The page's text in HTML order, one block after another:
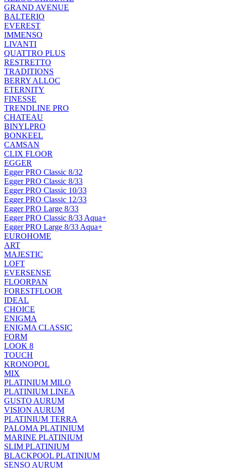
GRAND AVENUE
BALTERIO
EVEREST
IMMENSO
LIVANTI
QUATTRO PLUS
RESTRETTO
TRADITIONS
BERRY ALLOC
ETERNITY
FINESSE
TRENDLINE PRO
CHATEAU
BINYLPRO
BONKEEL
CAMSAN
CLIX FLOOR
EGGER
Egger PRO Classic 8/32
Egger PRO Classic 8/33
Egger PRO Classic 10/33
Egger PRO Classic 12/33
Egger PRO Large 8/33
Egger PRO Classic 8/33 Aqua+
Egger PRO Large 8/33 Aqua+
EUROHOME
ART
MAJESTIC
LOFT
EVERSENSE
FLOORPAN
FORESTFLOOR
IDEAL
CHOICE
ENIGMA
ENIGMA CLASSIC
FORM
LOOK 8
TOUCH
KRONOPOL
MIX
PLATINIUM MILO
PLATINIUM LINEA
GUSTO AURUM
VISION AURUM
PLATINIUM TERRA
PALOMA PLATINIUM
MARINE PLATINIUM
SLIM PLATINIUM
BLACKPOOL PLATINIUM
SENSO AURUM